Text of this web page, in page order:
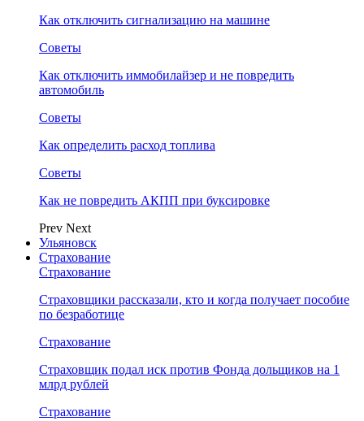
Как отключить сигнализацию на машине
Советы
Как отключить иммобилайзер и не повредить
автомобиль
Советы
Как определить расход топлива
Советы
Как не повредить АКПП при буксировке
Prev Next
Ульяновск
Страхование
Страхование
Страховщики рассказали, кто и когда получает пособие
по безработице
Страхование
Страховщик подал иск против Фонда дольщиков на 1
млрд рублей
Страхование